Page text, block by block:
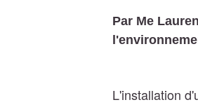
Par Me
L'installation